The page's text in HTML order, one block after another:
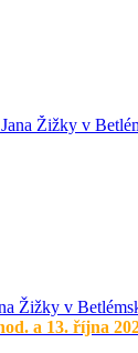
Žižky v
a 13. října